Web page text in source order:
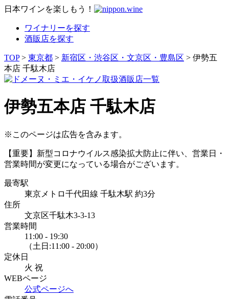
日本ワインを楽しもう！
ワイナリーを探す
酒販店を探す
TOP> 東京都 > 新宿区・渋谷区・文京区・豊島区 > 伊勢五
本店 千駄木店
伊勢五本店 千駄木店
※このページは広告を含みます。
【重要】新型コロナウイルス感染拡大防止に伴い、営業日・
営業時間が変更になっている場合がございます。
最寄駅
東京メトロ千代田線 千駄木駅 約3分
住所
文京区千駄木3-3-13
営業時間
11:00 - 19:30
（土日:11:00 - 20:00）
定休日
火 祝
WEBページ
公式ページへ